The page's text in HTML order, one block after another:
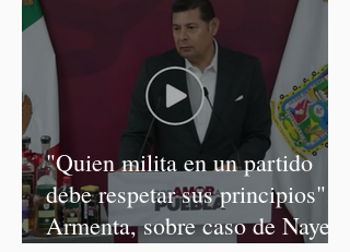
"Quien milita en un partido
debe respetar sus principios":
Armenta, sobre caso de Nayeli